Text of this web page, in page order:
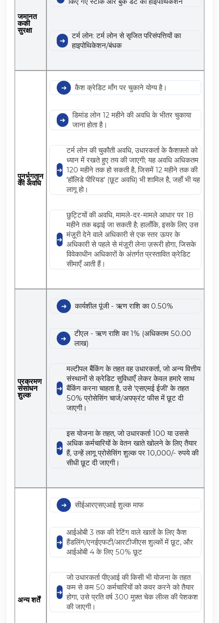
जमानत
ककी
सुरक्षा
टर्म लोन: टर्म लोन से सृजित परिसंपत्तियों का
हाइपोथिकेशन/बंधक
पुनर्भुगतान
की अवधि
कैश क्रेडिट माँग पर चुकाने योग्य है।
डिमांड लोन 12 महीने की अवधि के भीतर चुकाया
जाना होता है।
टर्म लोन की चुकौती अवधि, उधारकर्ता के कैशफ़्लो को
ध्यान में रखते हुए तय की जाएगी; यह अवधि अधिकतम
120 महीने तक हो सकती है, जिसमें 12 महीने तक की
'हॉलिडे पीरियड' (छूट अवधि) भी शामिल है, जहाँ भी यह
लागू हो।
छुट्टियों की अवधि, मामले-दर-मामले आधार पर 18
महीने तक बढ़ाई जा सकती है; हालाँकि, इसके लिए उस
मंज़ूरी देने वाले अधिकारी से एक स्तर ऊपर के
अधिकारी से पहले से मंज़ूरी लेना ज़रूरी होगा, जिसके
विवेकाधीन अधिकारों के अंतर्गत प्रस्तावित क्रेडिट
सीमाएँ आती हैं।
प्रक्रमण
संसाधन
शुल्क
कार्यशील पूंजी - ऋण राशि का 0.50%
टीएल - ऋण राशि का 1% (अधिकतम 50.00
लाख)
मल्टीपल बैंकिंग के तहत वह उधारकर्ता, जो अन्य वित्तीय
संस्थानों से क्रेडिट सुविधाएँ लेकर केवल हमारे साथ
बैंकिंग करना चाहता है, उसे 'एसएमई ईजी' के तहत
50% प्रोसेसिंग चार्ज/अपफ्रंट फीस में छूट दी
जाएगी।
इस योजना के तहत, जो उधारकर्ता 100 या उससे
अधिक कर्मचारियों के वेतन खाते खोलने के लिए तैयार
हैं, उन्हें लागू प्रोसेसिंग शुल्क पर 10,000/- रुपये की
सीधी छूट दी जाएगी।
अन्य शर्तें
सीईआरएसएआई शुल्क माफ
आईओबी 3 तक की रेटिंग वाले खातों के लिए कैश
हैंडलिंग/एनईएफटी/आरटीजीएस शुल्कों में छूट, और
आईओबी 4 के लिए 50% छूट
जो उधारकर्ता पीएआई की किसी भी योजना के तहत
कम से कम 50 कर्मचारियों को कवर करने को तैयार
होगा, उसे प्रति वर्ष 300 मुफ़्त चेक लीव्स की पेशकश
की जाएगी।